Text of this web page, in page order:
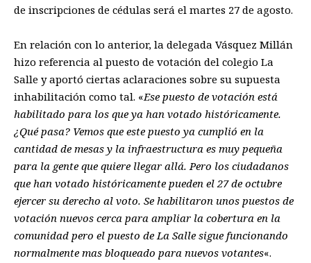
de inscripciones de cédulas será el martes 27 de agosto.
En relación con lo anterior, la delegada Vásquez Millán
hizo referencia al puesto de votación del colegio La
Salle y aportó ciertas aclaraciones sobre su supuesta
inhabilitación como tal. «Ese puesto de votación está
habilitado para los que ya han votado históricamente.
¿Qué pasa? Vemos que este puesto ya cumplió en la
cantidad de mesas y la infraestructura es muy pequeña
para la gente que quiere llegar allá. Pero los ciudadanos
que han votado históricamente pueden el 27 de octubre
ejercer su derecho al voto. Se habilitaron unos puestos de
votación nuevos cerca para ampliar la cobertura en la
comunidad pero el puesto de La Salle sigue funcionando
normalmente mas bloqueado para nuevos votantes«.